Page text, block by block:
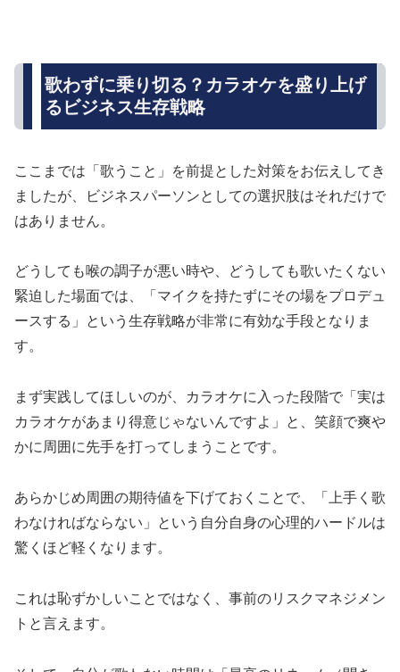
歌わずに乗り切る？カラオケを盛り上げ
るビジネス生存戦略
ここまでは「歌うこと」を前提とした対策をお伝えしてき
ましたが、ビジネスパーソンとしての選択肢はそれだけで
はありません。
どうしても喉の調子が悪い時や、どうしても歌いたくない
緊迫した場面では、「マイクを持たずにその場をプロデュ
ースする」という生存戦略が非常に有効な手段となりま
す。
まず実践してほしいのが、カラオケに入った段階で「実は
カラオケがあまり得意じゃないんですよ」と、笑顔で爽や
かに周囲に先手を打ってしまうことです。
あらかじめ周囲の期待値を下げておくことで、「上手く歌
わなければならない」という自分自身の心理的ハードルは
驚くほど軽くなります。
これは恥ずかしいことではなく、事前のリスクマネジメン
トと言えます。